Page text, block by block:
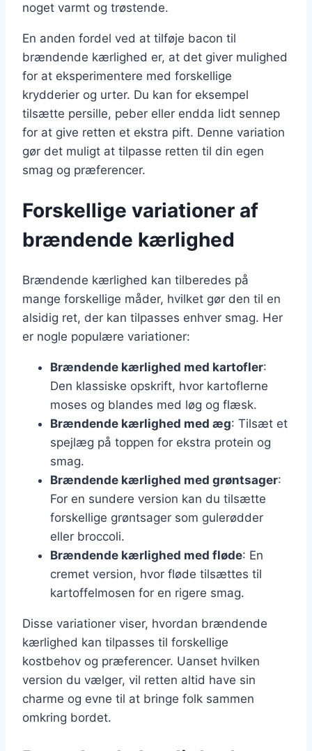
noget varmt og trøstende.
En anden fordel ved at tilføje bacon til
brændende kærlighed er, at det giver mulighed
for at eksperimentere med forskellige
krydderier og urter. Du kan for eksempel
tilsætte persille, peber eller endda lidt sennep
for at give retten et ekstra pift. Denne variation
gør det muligt at tilpasse retten til din egen
smag og præferencer.
Forskellige variationer af
brændende kærlighed
Brændende kærlighed kan tilberedes på
mange forskellige måder, hvilket gør den til en
alsidig ret, der kan tilpasses enhver smag. Her
er nogle populære variationer:
Brændende kærlighed med kartofler:
Den klassiske opskrift, hvor kartoflerne
moses og blandes med løg og flæsk.
Brændende kærlighed med æg: Tilsæt et
spejlæg på toppen for ekstra protein og
smag.
Brændende kærlighed med grøntsager:
For en sundere version kan du tilsætte
forskellige grøntsager som gulerødder
eller broccoli.
Brændende kærlighed med fløde: En
cremet version, hvor fløde tilsættes til
kartoffelmosen for en rigere smag.
Disse variationer viser, hvordan brændende
kærlighed kan tilpasses til forskellige
kostbehov og præferencer. Uanset hvilken
version du vælger, vil retten altid have sin
charme og evne til at bringe folk sammen
omkring bordet.